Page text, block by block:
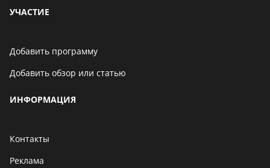
УЧАСТИЕ
Добавить программу
Добавить обзор или статью
ИНФОРМАЦИЯ
Контакты
Реклама